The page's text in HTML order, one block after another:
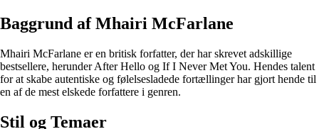
Baggrund af Mhairi McFarlane
Mhairi McFarlane er en britisk forfatter, der har skrevet adskillige
bestsellere, herunder After Hello og If I Never Met You. Hendes talent
for at skabe autentiske og følelsesladede fortællinger har gjort hende til
en af de mest elskede forfattere i genren.
Stil og Temaer